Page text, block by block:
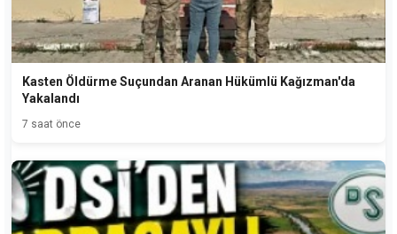
Kasten Öldürme Suçundan Aranan Hükümlü Kağızman'da
Yakalandı
7 saat önce